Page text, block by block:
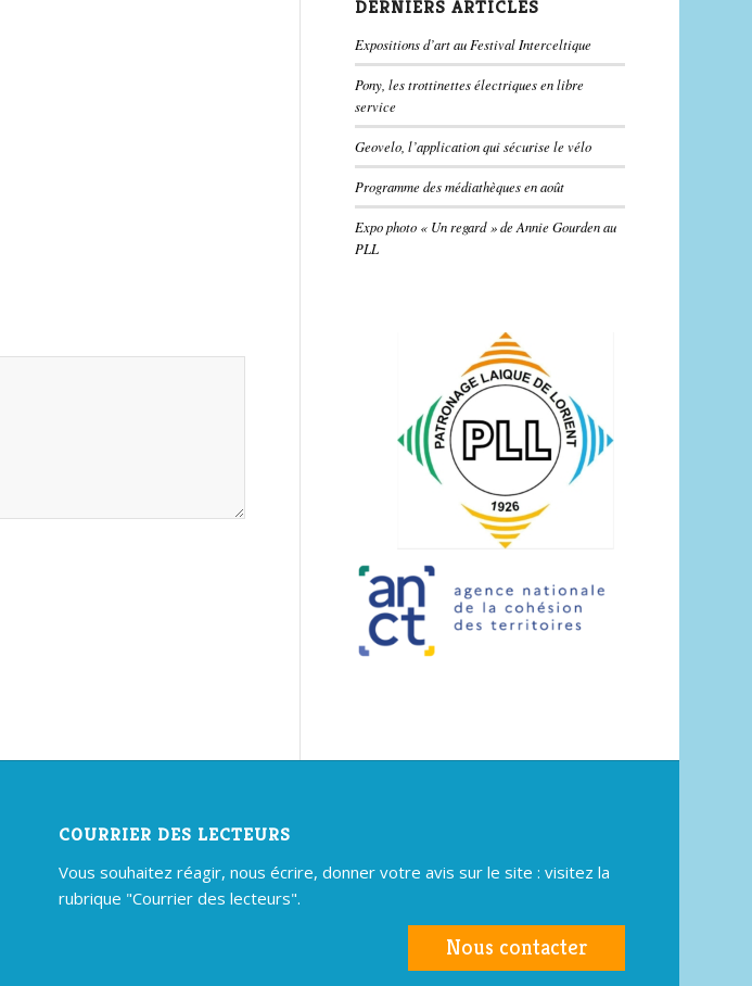
DERNIERS ARTICLES
Expositions d’art au Festival Interceltique
Pony, les trottinettes électriques en libre
service
Geovelo, l’application qui sécurise le vélo
Programme des médiathèques en août
Expo photo « Un regard » de Annie Gourden au
PLL
COURRIER DES LECTEURS
Vous souhaitez réagir, nous écrire, donner votre avis sur le site : visitez la
rubrique "Courrier des lecteurs".
Nous contacter